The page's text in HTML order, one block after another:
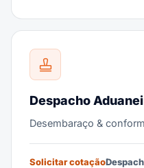
Despacho
Desembaraço &
Solicitar cotação